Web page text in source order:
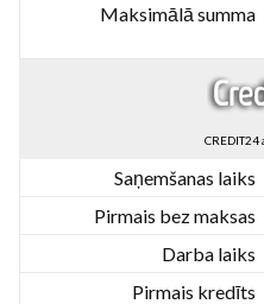
Maksimālā summa
Saņemšanas laiks
Pirmais bez maksas
Darba laiks
Pirmais kredīts